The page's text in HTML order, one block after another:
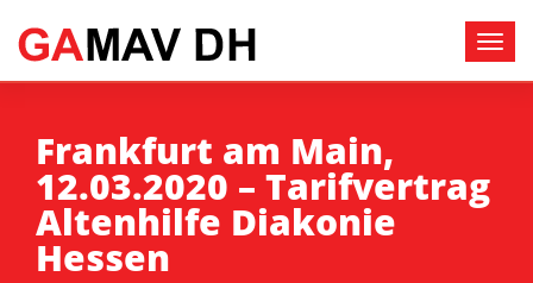
Frankfurt am Main,
12.03.2020 – Tarifvertrag
Altenhilfe Diakonie
Hessen